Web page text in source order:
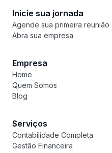
Inicie sua jornada
Agende sua primeira reunião
Abra sua empresa
Empresa
Home
Quem Somos
Blog
Serviços
Contabilidade Completa
Gestão Financeira